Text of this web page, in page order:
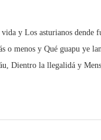
y Los asturianos dende
menos y Qué guapu ye
Dientro la llegalidá y